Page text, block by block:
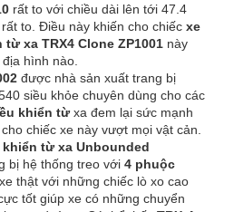
rất to với chiều dài lên tới 47.4
to. Điều này khiến cho chiếc xe
xa TRX4 Clone ZP1001 này
hình nào.
được nhà sản xuất trang bị
siều khỏe chuyên dùng cho các
khiển từxa đem lại sức mạnh
chiếc xe này vượt mọi vật cản.
khiển từ xa Unbounded
bị hệ thống treo với 4 phuộc
thật với những chiếc lò xo cao
tốt giúp xe có những chuyển